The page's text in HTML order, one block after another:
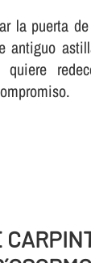
la puerta
antiguo